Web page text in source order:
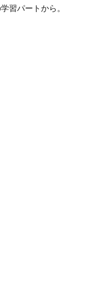
習パートから。